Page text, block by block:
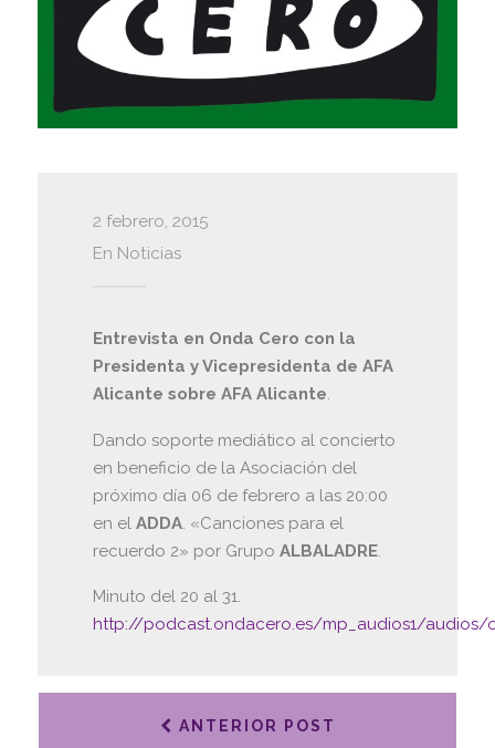
2 febrero, 2015
En Noticias
Entrevista en Onda Cero con la
Presidenta y Vicepresidenta de AFA
Alicante sobre AFA Alicante.
Dando soporte mediático al concierto
en beneficio de la Asociación del
próximo día 06 de febrero a las 20:00
en el ADDA. «Canciones para el
recuerdo 2» por Grupo ALBALADRE.
Minuto del 20 al 31.
http://podcast.ondacero.es/mp_audios1/audios/
ANTERIOR POST